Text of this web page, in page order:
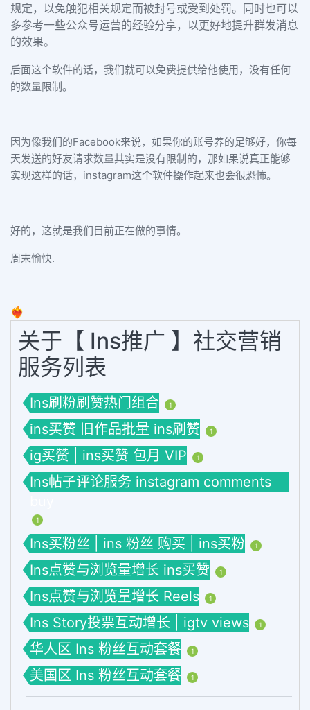
规定，以免触犯相关规定而被封号或受到处罚。同时也可以
多参考一些公众号运营的经验分享，以更好地提升群发消息
的效果。
后面这个软件的话，我们就可以免费提供给他使用，没有任何
的数量限制。
因为像我们的Facebook来说，如果你的账号养的足够好，你每
天发送的好友请求数量其实是没有限制的，那如果说真正能够
实现这样的话，instagram这个软件操作起来也会很恐怖。
好的，这就是我们目前正在做的事情。
周末愉快.
❤️‍🔥
关于【 Ins推广 】社交营销
服务列表
Ins刷粉刷赞热门组合 1
ins买赞 旧作品批量 ins刷赞 1
ig买赞 | ins买赞 包月 VIP 1
Ins帖子评论服务 instagram comments
1
Ins买粉丝 | ins 粉丝 购买 | ins买粉 1
Ins点赞与浏览量增长 ins买赞 1
Ins点赞与浏览量增长 Reels 1
Ins Story投票互动增长 | igtv views 1
华人区 Ins 粉丝互动套餐 1
美国区 Ins 粉丝互动套餐 1